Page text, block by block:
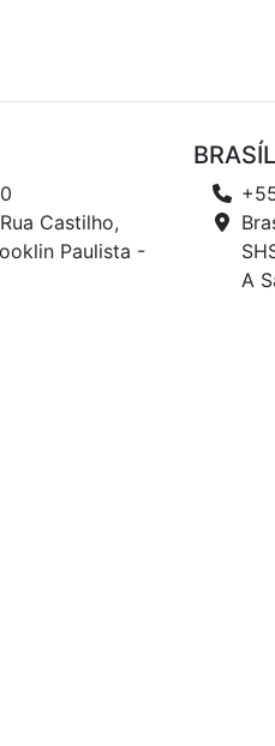
Castilho,
Paulista -
A